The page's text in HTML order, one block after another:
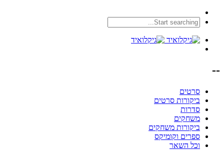
--
סרטים
ביקורות סרטים
סדרות
משחקים
ביקורות משחקים
ספרים וקומיקס
וכל השאר